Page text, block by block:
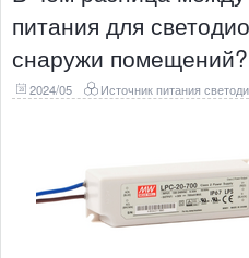
питания для
снаружи помещений?
2024/05 Источник питания